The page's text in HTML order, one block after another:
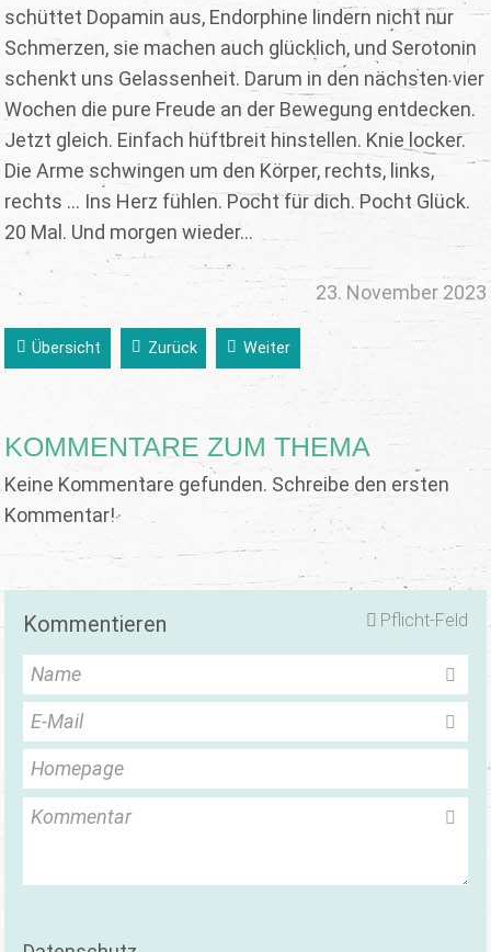
schüttet Dopamin aus, Endorphine lindern nicht nur
Schmerzen, sie machen auch glücklich, und Serotonin
schenkt uns Gelassenheit. Darum in den nächsten vier
Wochen die pure Freude an der Bewegung entdecken.
Jetzt gleich. Einfach hüftbreit hinstellen. Knie locker.
Die Arme schwingen um den Körper, rechts, links,
rechts ... Ins Herz fühlen. Pocht für dich. Pocht Glück.
20 Mal. Und morgen wieder...
23. November 2023
Übersicht Zurück Weiter
KOMMENTARE ZUM THEMA
Keine Kommentare gefunden. Schreibe den ersten
Kommentar!
Pflicht-Feld
Kommentieren
Name
E-Mail
Homepage
Kommentar